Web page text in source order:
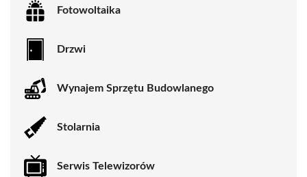
Fotowoltaika
Drzwi
Wynajem Sprzętu Budowlanego
Stolarnia
Serwis Telewizorów